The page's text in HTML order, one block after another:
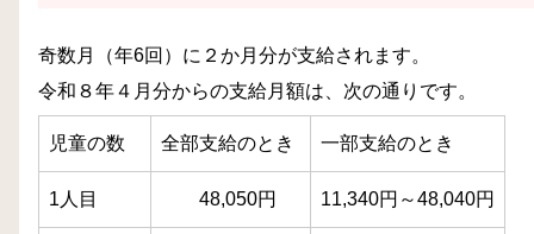
奇数月（年6回）に２か月分が支給されます。
令和８年４月分からの支給月額は、次の通りです。
児童の数 全部支給のとき 一部支給のとき
1人目 48,050円 11,340円～48,040円